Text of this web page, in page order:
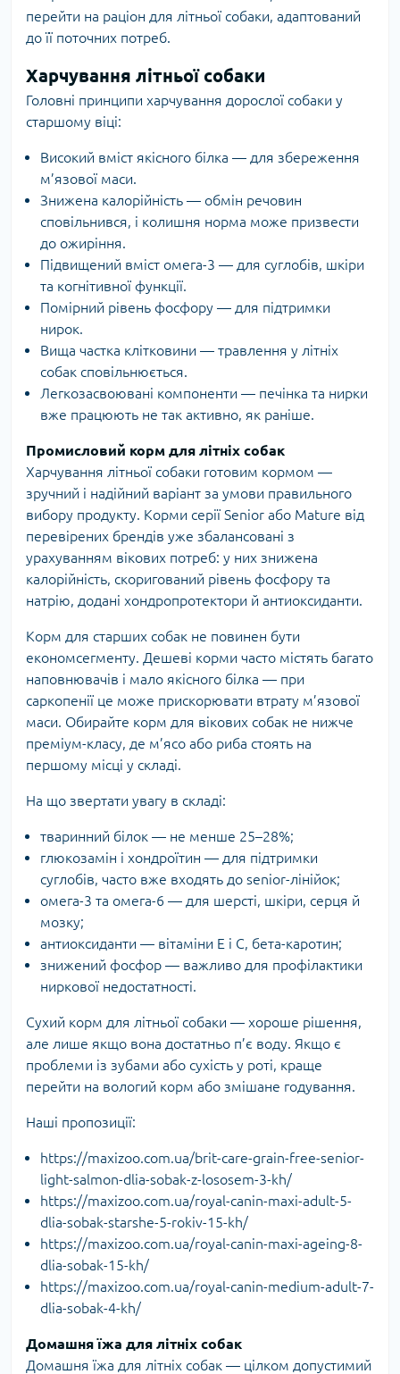
перейти на раціон для літньої собаки, адаптований
до її поточних потреб.
Харчування літньої собаки
Головні принципи харчування дорослої собаки у
старшому віці:
Високий вміст якісного білка — для збереження
м’язової маси.
Знижена калорійність — обмін речовин
сповільнився, і колишня норма може призвести
до ожиріння.
Підвищений вміст омега-3 — для суглобів, шкіри
та когнітивної функції.
Помірний рівень фосфору — для підтримки
нирок.
Вища частка клітковини — травлення у літніх
собак сповільнюється.
Легкозасвоювані компоненти — печінка та нирки
вже працюють не так активно, як раніше.
Промисловий корм для літніх собак
Харчування літньої собаки готовим кормом —
зручний і надійний варіант за умови правильного
вибору продукту. Корми серії Senior або Mature від
перевірених брендів уже збалансовані з
урахуванням вікових потреб: у них знижена
калорійність, скоригований рівень фосфору та
натрію, додані хондропротектори й антиоксиданти.
Корм для старших собак не повинен бути
економсегменту. Дешеві корми часто містять багато
наповнювачів і мало якісного білка — при
саркопенії це може прискорювати втрату м’язової
маси. Обирайте корм для вікових собак не нижче
преміум-класу, де м’ясо або риба стоять на
першому місці у складі.
На що звертати увагу в складі:
тваринний білок — не менше 25–28%;
глюкозамін і хондроїтин — для підтримки
суглобів, часто вже входять до senior-лінійок;
омега-3 та омега-6 — для шерсті, шкіри, серця й
мозку;
антиоксиданти — вітаміни E і C, бета-каротин;
знижений фосфор — важливо для профілактики
ниркової недостатності.
Сухий корм для літньої собаки — хороше рішення,
але лише якщо вона достатньо п’є воду. Якщо є
проблеми із зубами або сухість у роті, краще
перейти на вологий корм або змішане годування.
Наші пропозиції:
https://maxizoo.com.ua/brit-care-grain-free-senior-
light-salmon-dlia-sobak-z-lososem-3-kh/
https://maxizoo.com.ua/royal-canin-maxi-adult-5-
dlia-sobak-starshe-5-rokiv-15-kh/
https://maxizoo.com.ua/royal-canin-maxi-ageing-8-
dlia-sobak-15-kh/
https://maxizoo.com.ua/royal-canin-medium-adult-7-
dlia-sobak-4-kh/
Домашня їжа для літніх собак
Домашня їжа для літніх собак — цілком допустимий